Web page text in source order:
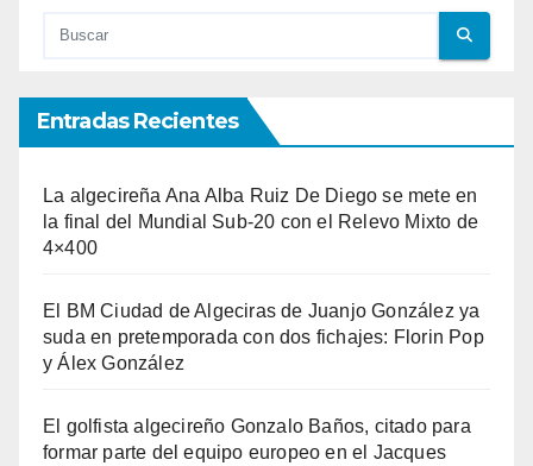
Entradas Recientes
La algecireña Ana Alba Ruiz De Diego se mete en
la final del Mundial Sub-20 con el Relevo Mixto de
4×400
El BM Ciudad de Algeciras de Juanjo González ya
suda en pretemporada con dos fichajes: Florin Pop
y Álex González
El golfista algecireño Gonzalo Baños, citado para
formar parte del equipo europeo en el Jacques